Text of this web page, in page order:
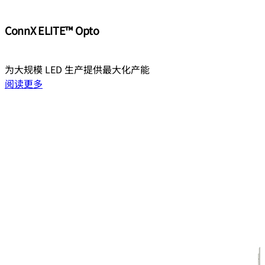
ConnX ELITE™ Opto
为大规模 LED 生产提供最大化产能
阅读更多